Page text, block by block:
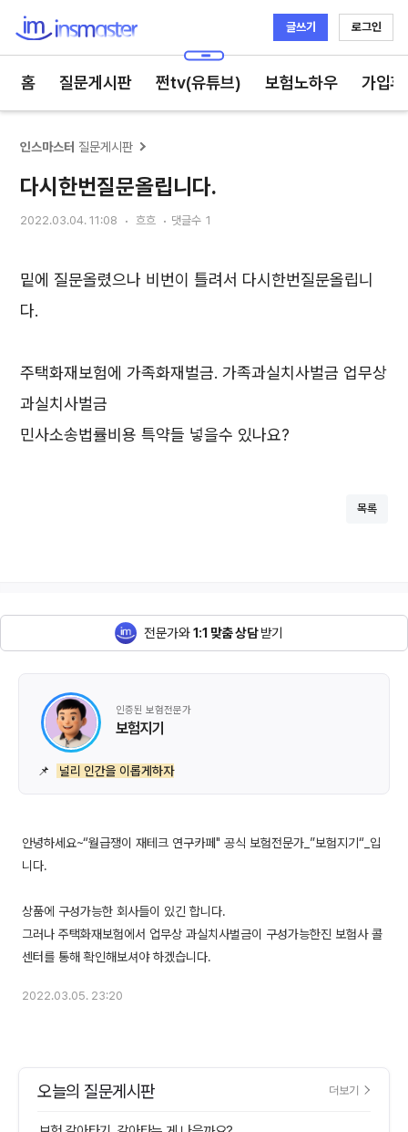
글쓰기 로그인
홈 질문게시판 쩐tv(유튜브) 보험노하우 가입
인스마스터 질문게시판
다시한번질문올립니다.
2022.03.04. 11:08 흐흐 댓글수 1
밑에 질문올렸으나 비번이 틀려서 다시한번질문올립니
다.
주택화재보험에 가족화재벌금. 가족과실치사벌금 업무상
과실치사벌금
민사소송법률비용 특약들 넣을수 있나요?
목록
전문가와1:1 맞춤 상담받기
인증된 보험전문가
보험지기
📌 널리 인간을 이롭게하자
안녕하세요~“월급쟁이 재테크 연구카페" 공식 보험전문가_”보험지기“_입
니다.
상품에 구성가능한 회사들이 있긴 합니다.
그러나 주택화재보험에서 업무상 과실치사벌금이 구성가능한진 보험사 콜
2022.03.05. 23:20
오늘의 질문게시판 더보기